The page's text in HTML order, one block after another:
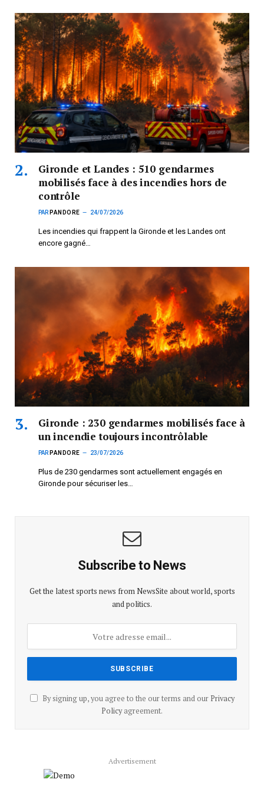
Gironde et Landes : 510 gendarmes
mobilisés face à des incendies hors de
contrôle
PAR PANDORE 24/07/2026
Les incendies qui frappent la Gironde et les Landes ont
encore gagné…
Gironde : 230 gendarmes mobilisés face à
un incendie toujours incontrôlable
PAR PANDORE 23/07/2026
Plus de 230 gendarmes sont actuellement engagés en
Gironde pour sécuriser les…
Subscribe to News
Get the latest sports news from NewsSite about world, sports
and politics.
By signing up, you agree to the our terms and our Privacy
Policyagreement.
Advertisement